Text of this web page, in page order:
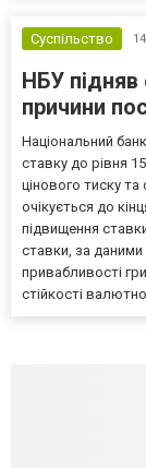
Суспільство
НБУ підняв
причини
Національний
ставку до рівня
цінового тиску та
очікується до
підвищення
ставки, за
привабливості
стійкості